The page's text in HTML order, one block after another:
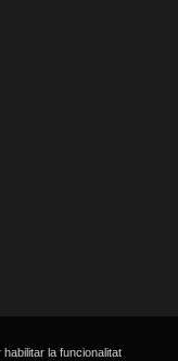
la funcionalitat